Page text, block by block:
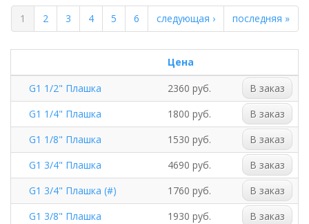
1 2 3 4 5 6 следующая › последняя »
Цена
G1 1/2" Плашка
2360 руб.
В заказ
G1 1/4" Плашка
1800 руб.
В заказ
G1 1/8" Плашка
1530 руб.
В заказ
G1 3/4" Плашка
4690 руб.
В заказ
G1 3/4" Плашка (#)
1760 руб.
В заказ
G1 3/8" Плашка
1930 руб.
В заказ